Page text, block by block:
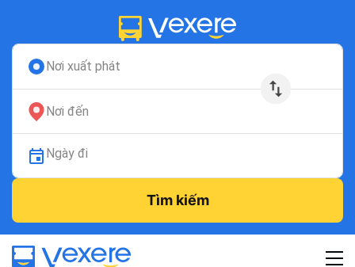
Nơi xuất phát
Nơi đến
Ngày đi
Tìm kiếm